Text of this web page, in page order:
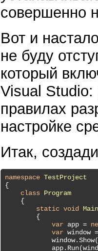
совершенно
Вот и
не буду
который
Visual Studio:
правилах
настройке
Итак,
namespace TestProject
{
class Program
    {
static void Main
        {
var app =
var window =